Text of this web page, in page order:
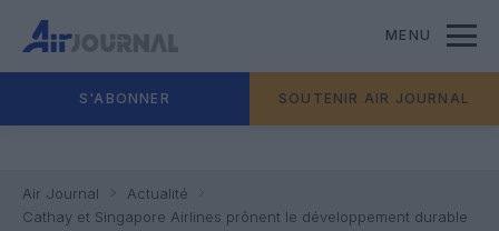
MENU
S'ABONNER SOUTENIR AIR JOURNAL
Air Journal
Actualité
Cathay et Singapore Airlines prônent le développement durable